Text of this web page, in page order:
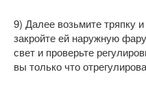
9) Далее возьмите тряпку
закройте ей наружную
свет и проверьте
вы только что